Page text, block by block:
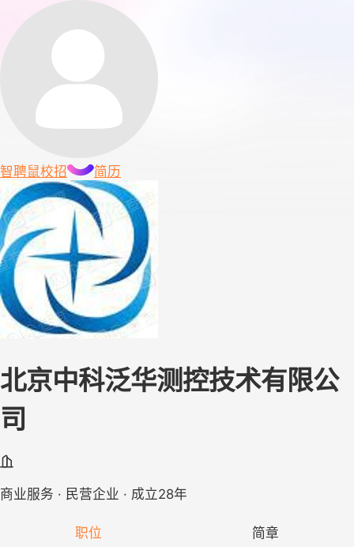
智聘鼠校招 简历
北京中科泛华测控技术有限公
司
商业服务 · 民营企业 · 成立28年
职位 简章